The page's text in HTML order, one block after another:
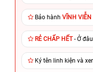
Bảo hành VĨNH VIỄN
RẺ CHẤP HẾT- Ở
Ký tên linh kiện và